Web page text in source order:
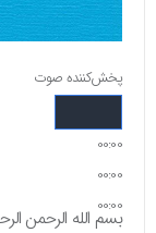
پخش‌کننده صوت
00:00
00:00
00:00
بسم الله الرحمن الرحیم